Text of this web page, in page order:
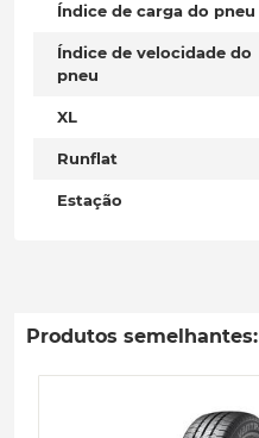
Índice de carga do pneu
Índice de velocidade do
pneu
XL
Runflat
Estação
Produtos semelhantes: